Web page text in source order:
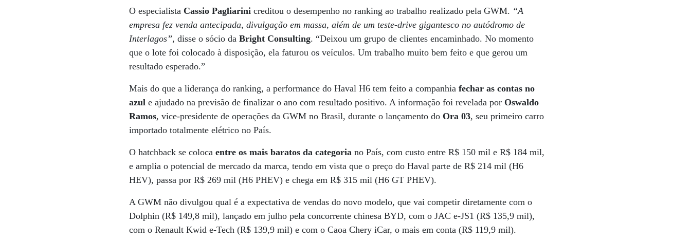
O especialista Cassio Pagliarini creditou o desempenho no ranking ao trabalho realizado pela GWM. “A
empresa fez venda antecipada, divulgação em massa, além de um teste-drive gigantesco no autódromo de
Interlagos”, disse o sócio daBright Consulting. “Deixou um grupo de clientes encaminhado. No momento
que o lote foi colocado à disposição, ela faturou os veículos. Um trabalho muito bem feito e que gerou um
resultado esperado.”
Mais do que a liderança do ranking, a performance do Haval H6 tem feito a companhiafechar as contas no
azul e ajudado na previsão de finalizar o ano com resultado positivo. A informação foi revelada por Oswaldo
Ramos, vice-presidente de operações da GWM no Brasil, durante o lançamento do Ora 03, seu primeiro carro
importado totalmente elétrico no País.
O hatchback se colocaentre os mais baratos da categoria no País, com custo entre R$ 150 mil e R$ 184 mil,
e amplia o potencial de mercado da marca, tendo em vista que o preço do Haval parte de R$ 214 mil (H6
HEV), passa por R$ 269 mil (H6 PHEV) e chega em R$ 315 mil (H6 GT PHEV).
A GWM não divulgou qual é a expectativa de vendas do novo modelo, que vai competir diretamente com o
Dolphin (R$ 149,8 mil), lançado em julho pela concorrente chinesa BYD, com o JAC e-JS1 (R$ 135,9 mil),
com o Renault Kwid e-Tech (R$ 139,9 mil) e com o Caoa Chery iCar, o mais em conta (R$ 119,9 mil).